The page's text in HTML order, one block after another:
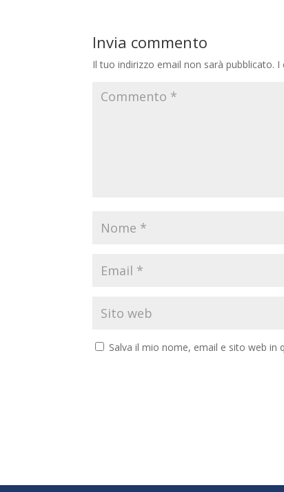
Invia commento
Il tuo indirizzo email non sarà pubblicato. I
Salva il mio nome, email e sito web